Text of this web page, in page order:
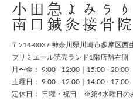
小田急よみう
南口鍼灸接骨院
〒214-0037 神奈川県川崎市多摩区西
プリミエール読売ランド1階店舗右側
月〜金： 9:00 - 12:00｜15:00 - 20:00
土曜日： 9:00 - 12:00｜14:00 - 17:00
定休日： 日曜・祝日 ※第4水曜日の